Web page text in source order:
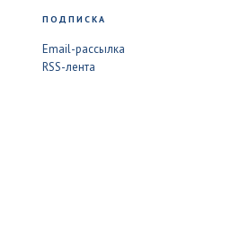
ПОДПИСКА
Email-рассылка
RSS-лента